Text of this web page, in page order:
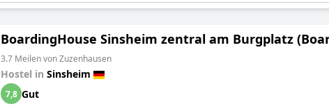
BoardingHouse Sinsheim zentral am Burgplatz
3.7 Meilen von Zuzenhausen
Hostel in Sinsheim
7,8 Gut